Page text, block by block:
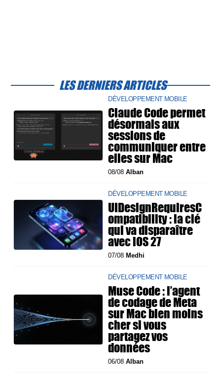
LES DERNIERS ARTICLES
DÉVELOPPEMENT MOBILE
Claude Code permet
désormais aux
sessions de
communiquer entre
elles sur Mac
08/08Alban
DÉVELOPPEMENT MOBILE
UIDesignRequiresC
ompatibility : la clé
qui va disparaître
avec iOS 27
07/08 Medhi
DÉVELOPPEMENT MOBILE
Muse Code : l’agent
de codage de Meta
sur Mac bien moins
cher si vous
partagez vos
données
06/08Alban